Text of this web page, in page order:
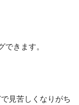
きます。
見苦しくなりがち